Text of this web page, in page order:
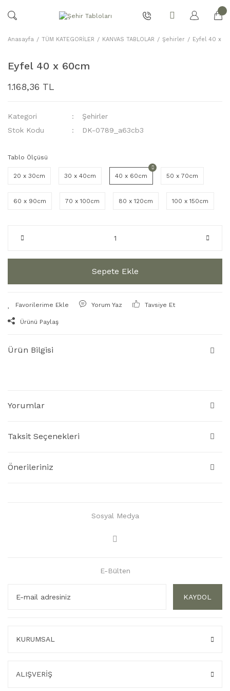
Anasayfa TÜM KATEGORİLER KANVAS TABLOLAR Şehirler Eyfel 40 x
Eyfel 40 x 60cm
1.168,36 TL
Kategori
Şehirler
Stok Kodu
DK-0789_a63cb3
Tablo Ölçüsü
20 x 30cm 30 x 40cm 40 x 60cm 50 x 70cm
60 x 90cm 70 x 100cm 80 x 120cm 100 x 150cm
Sepete Ekle
Yorum Yaz Tavsiye Et
Ürünü Paylaş
Ürün Bilgisi
Yorumlar
Taksit Seçenekleri
Önerileriniz
Sosyal Medya
E-Bülten
KAYDOL
KURUMSAL
ALIŞVERİŞ